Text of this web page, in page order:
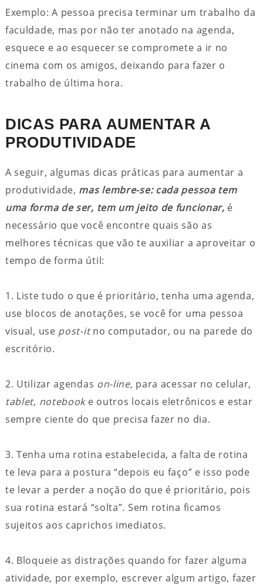
Exemplo: A pessoa precisa terminar um trabalho da
faculdade, mas por não ter anotado na agenda,
esquece e ao esquecer se compromete a ir no
cinema com os amigos, deixando para fazer o
trabalho de última hora.
DICAS PARA AUMENTAR A
PRODUTIVIDADE
A seguir, algumas dicas práticas para aumentar a
produtividade, mas lembre-se: cada pessoa tem
uma forma de ser, tem um jeito de funcionar, é
necessário que você encontre quais são as
melhores técnicas que vão te auxiliar a aproveitar o
tempo de forma útil:
1. Liste tudo o que é prioritário, tenha uma agenda,
use blocos de anotações, se você for uma pessoa
visual, use post-itno computador, ou na parede do
escritório.
2. Utilizar agendas on-line, para acessar no celular,
tablet, notebook e outros locais eletrônicos e estar
sempre ciente do que precisa fazer no dia.
3. Tenha uma rotina estabelecida, a falta de rotina
te leva para a postura “depois eu faço” e isso pode
te levar a perder a noção do que é prioritário, pois
sua rotina estará “solta”. Sem rotina ficamos
sujeitos aos caprichos imediatos.
4. Bloqueie as distrações quando for fazer alguma
atividade, por exemplo, escrever algum artigo, fazer